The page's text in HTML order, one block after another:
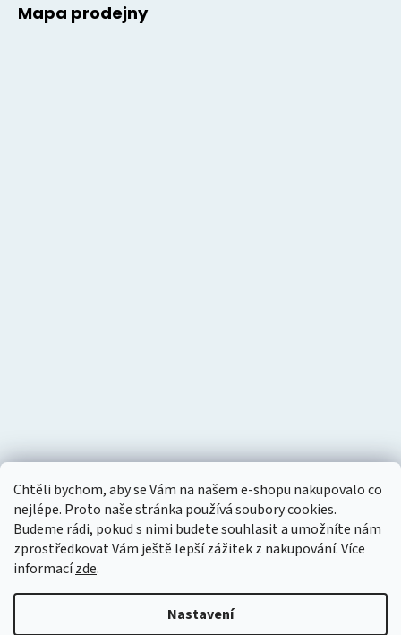
Chtěli bychom, aby se Vám na našem e-shopu nakupovalo co
nejlépe. Proto naše stránka používá soubory cookies.
Budeme rádi, pokud s nimi budete souhlasit a umožníte nám
zprostředkovat Vám ještě lepší zážitek z nakupování.Více
informacízde.
Nastavení
Mapa prodejny